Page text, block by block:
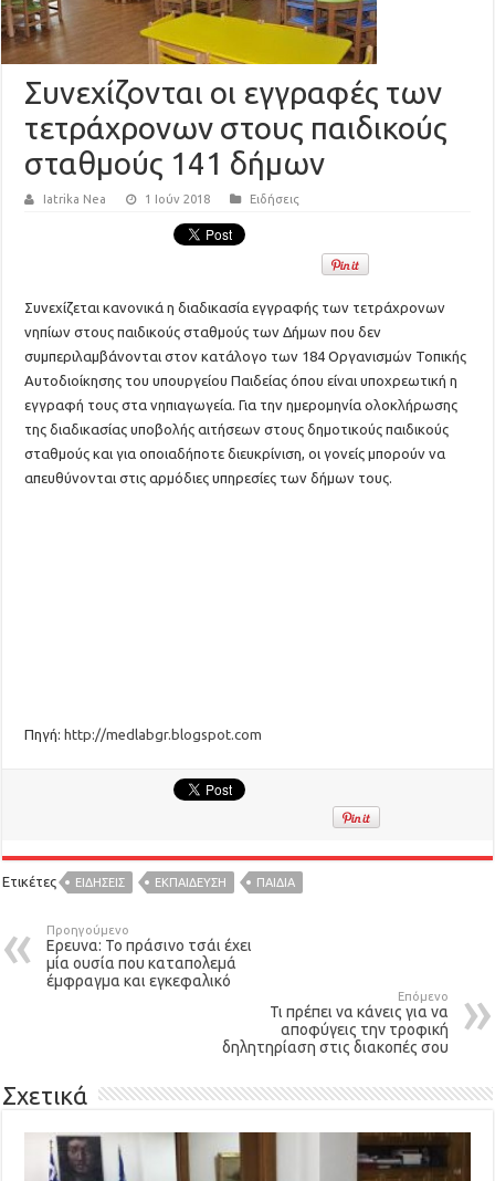
Συνεχίζονται οι εγγραφές των
τετράχρονων στους παιδικούς
σταθμούς 141 δήμων
Iatrika Nea 1 Ιούν 2018 Ειδήσεις
Συνεχίζεται κανονικά η διαδικασία εγγραφής των τετράχρονων
νηπίων στους παιδικούς σταθμούς των Δήμων που δεν
συμπεριλαμβάνονται στον κατάλογο των 184 Οργανισμών Τοπικής
Αυτοδιοίκησης του υπουργείου Παιδείας όπου είναι υποχρεωτική η
εγγραφή τους στα νηπιαγωγεία. Για την ημερομηνία ολοκλήρωσης
της διαδικασίας υποβολής αιτήσεων στους δημοτικούς παιδικούς
σταθμούς και για οποιαδήποτε διευκρίνιση, οι γονείς μπορούν να
απευθύνονται στις αρμόδιες υπηρεσίες των δήμων τους.
Πηγή: http://medlabgr.blogspot.com
Ετικέτες ΕΙΔΉΣΕΙΣ ΕΚΠΑΙΔΕΥΣΗ ΠΑΙΔΙΑ
Προηγούμενο
Ερευνα: Το πράσινο τσάι έχει
μία ουσία που καταπολεμά
έμφραγμα και εγκεφαλικό
Επόμενο
Τι πρέπει να κάνεις για να
αποφύγεις την τροφική
δηλητηρίαση στις διακοπές σου
Σχετικά